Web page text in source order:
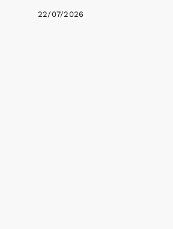
22/07/2026